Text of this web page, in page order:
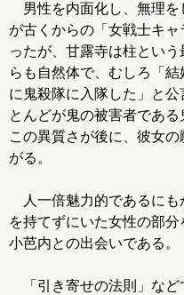
男性を内面化し、無理を
が古くからの「女戦士キ
ったが、甘露寺は柱とい
らも自然体で、むしろ「
に鬼殺隊に入隊した」と
とんどが鬼の被害者である
この異質さが後に、彼女
がる。
人一倍魅力的であるにも
を持てずにいた女性の部
小芭内との出会いである。
「引き寄せの法則」など